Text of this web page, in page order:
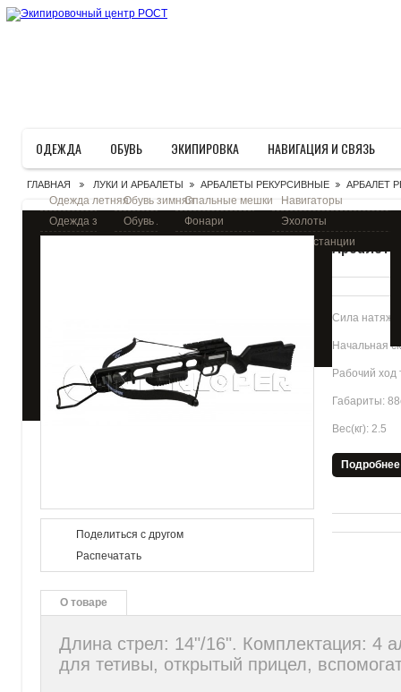
ОДЕЖДА
Одежда летняя
Одежда зимняя
Варежки и перчатки
Носки
Головные уборы
ОБУВЬ
Обувь зимняя
Обувь летняя
ЭКИПИРОВКА
Спальные мешки
Фонари
Оптика
Сумки и рюкзаки
НАВИГАЦИЯ И СВЯЗЬ
Навигаторы
Эхолоты
Радиостанции
ГЛАВНАЯ
ЛУКИ И АРБАЛЕТЫ
АРБАЛЕТЫ РЕКУРСИВНЫЕ
АРБАЛЕТ
Поделиться с другом
Распечатать
Арбалет
Сила
Начальная
Рабочий ход
Габариты:
Вес(кг): 2.5
Подробнее
О товаре
Длина стрел: 14"/16". Комплектация: 4
для тетивы, открытый прицел,